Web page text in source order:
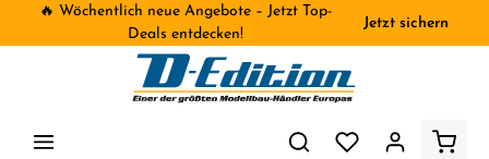
🔥 Wöchentlich neue Angebote – Jetzt Top-
Deals entdecken!
Jetzt sichern